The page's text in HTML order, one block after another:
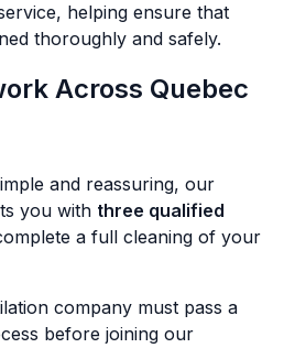
helping ensure that
thoroughly and safely.
Across Quebec
and reassuring, our
you with three qualified
a full cleaning of your
company must pass a
before joining our